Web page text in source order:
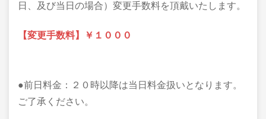
日、及び当日の場合）変更手数料を頂戴いたします。
【変更手数料】￥１０００
●前日料金：２０時以降は当日料金扱いとなります。
ご了承ください。